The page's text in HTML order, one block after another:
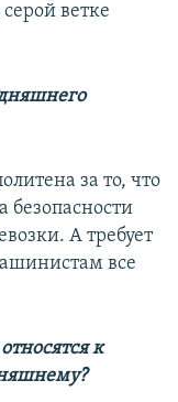
ветке
за то, что
безопасности
А требует
все
к